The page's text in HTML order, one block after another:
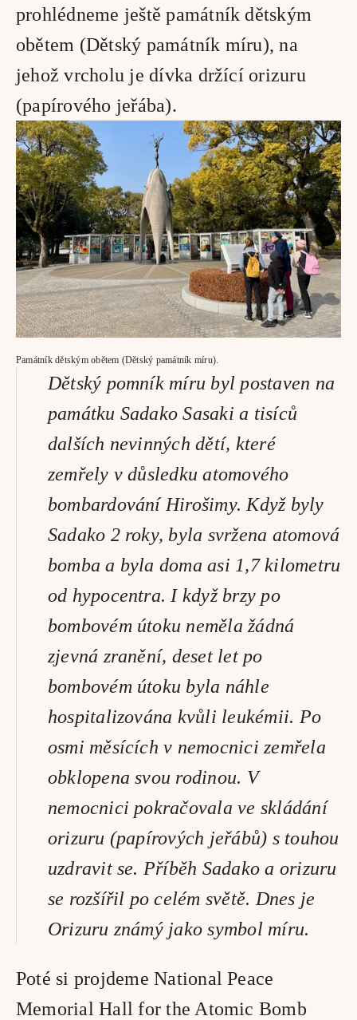
prohlédneme ještě památník dětským
obětem (Dětský památník míru), na
jehož vrcholu je dívka držící orizuru
(papírového jeřába).
Památník dětským obětem (Dětský památník míru).
Dětský pomník míru byl postaven na
památku Sadako Sasaki a tisíců
dalších nevinných dětí, které
zemřely v důsledku atomového
bombardování Hirošimy. Když byly
Sadako 2 roky, byla svržena atomová
bomba a byla doma asi 1,7 kilometru
od hypocentra. I když brzy po
bombovém útoku neměla žádná
zjevná zranění, deset let po
bombovém útoku byla náhle
hospitalizována kvůli leukémii. Po
osmi měsících v nemocnici zemřela
obklopena svou rodinou. V
nemocnici pokračovala ve skládání
orizuru (papírových jeřábů) s touhou
uzdravit se. Příběh Sadako a orizuru
se rozšířil po celém světě. Dnes je
Orizuru známý jako symbol míru.
Poté si projdeme National Peace
Memorial Hall for the Atomic Bomb